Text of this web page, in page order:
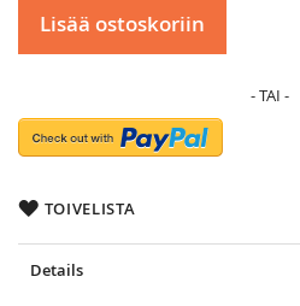
Lisää ostoskoriin
TOIVELISTA
Details